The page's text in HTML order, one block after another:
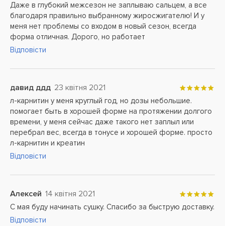
Даже в глубокий межсезон не заплываю сальцем, а все
благодаря правильно выбранному жиросжигателю! И у
меня нет проблемы со входом в новый сезон, всегда
форма отличная. Дорого, но работает
Відповісти
давид ддд 23 квітня 2021
л-карнитин у меня круглый год, но дозы небольшие.
помогает быть в хорошей форме на протяжении долгого
времени, у меня сейчас даже такого нет заплыл или
перебрал вес, всегда в тонусе и хорошей форме. просто
л-карнитин и креатин
Відповісти
Алексей 14 квітня 2021
С мая буду начинать сушку. Спасибо за быструю доставку.
Відповісти